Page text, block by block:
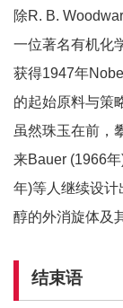
除R. B.
一位著名有机化
获得1947年
的起始原料与策
虽然珠玉在前，
来Bauer (1966
年)等人继续设计
醇的外消旋体及
结束语